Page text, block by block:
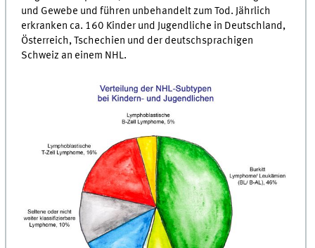
und Gewebe und führen unbehandelt zum Tod. Jährlich
erkranken ca. 160 Kinder und Jugendliche in Deutschland,
Österreich, Tschechien und der deutschsprachigen
Schweiz an einem NHL.